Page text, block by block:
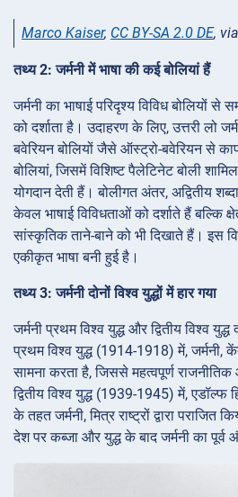
Marco Kaiser, CC BY-SA 2.0 DE,
तथ्य 2: जर्मनी में भाषा की कई बोलियां हैं
जर्मनी का भाषाई परिदृश्य विविध बोलियों से
को दर्शाता है। उदाहरण के लिए, उत्तरी लो
बवेरियन बोलियों जैसे ऑस्ट्रो-बवेरियन से
बोलियां, जिसमें विशिष्ट पैलेटिनेट बोली
योगदान देती हैं। बोलीगत अंतर, अद्वितीय
केवल भाषाई विविधताओं को दर्शाते हैं बल्कि
सांस्कृतिक ताने-बाने को भी दिखाते हैं। इस
एकीकृत भाषा बनी हुई है।
तथ्य 3: जर्मनी दोनों विश्व युद्धों में हार गया
जर्मनी प्रथम विश्व युद्ध और द्वितीय विश्व युद्ध
प्रथम विश्व युद्ध (1914-1918) में, जर्मनी,
सामना करता है, जिससे महत्वपूर्ण
द्वितीय विश्व युद्ध (1939-1945) में,
के तहत जर्मनी, मित्र राष्ट्रों द्वारा पराजित
देश पर कब्जा और युद्ध के बाद जर्मनी का